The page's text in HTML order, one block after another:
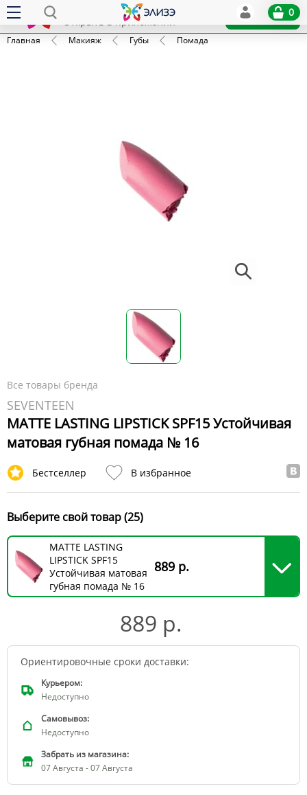
x
Открыть в приложении
Установить
0
Главная Макияж Губы Помада
Все товары бренда
SEVENTEEN
MATTE LASTING LIPSTICK SPF15 Устойчивая
матовая губная помада № 16
Бестселлер В избранное
Выберите свой товар (25)
MATTE LASTING
LIPSTICK SPF15
Устойчивая матовая
губная помада № 16
889 р.
889 р.
Ориентировочные сроки доставки:
Курьером:
Недоступно
Самовывоз:
Недоступно
Забрать из магазина:
07 Августа - 07 Августа